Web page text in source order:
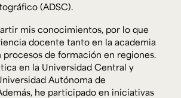
(ADSC).
mis conocimientos, por lo que
docente tanto en la academia
de formación en regiones.
en la Universidad Central y
Autónoma de
he participado en iniciativas